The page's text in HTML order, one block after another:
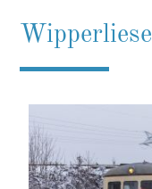
Wipperliese